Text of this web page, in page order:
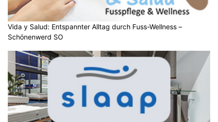
Vida y Salud: Entspannter Alltag durch Fuss-Wellness –
Schönenwerd SO